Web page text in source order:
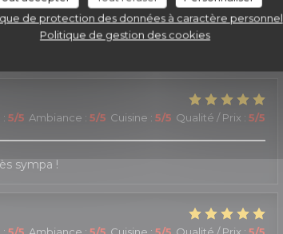
de protection des données à caractère personnel
Politique de gestion des cookies
5/5 Ambiance : 4 /5 Cuisine:4 /5 Qualité / Prix:3 /5
est accueillant, réactif et généreux
: 5/5 Ambiance : 5/5 Cuisine : 5/5 Qualité / Prix : 5/5
sympa !